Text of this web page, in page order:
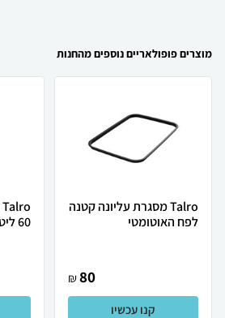
מוצרים פופולאריים נוספים מהחנות
Talro מסגרת עליונה קטנה
לפח האוטומטי
80
₪
קנו עכשיו
60 ליטר שחור עם פח...